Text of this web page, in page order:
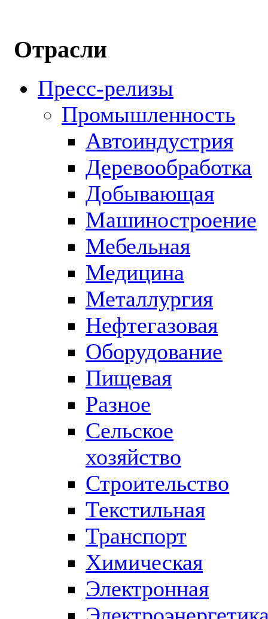
Отрасли
Пресс-релизы
Промышленность
Автоиндустрия
Деревообработка
Добывающая
Машиностроение
Мебельная
Медицина
Металлургия
Нефтегазовая
Оборудование
Пищевая
Разное
Сельское
хозяйство
Строительство
Текстильная
Транспорт
Химическая
Электронная